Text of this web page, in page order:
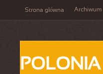
Strona główna Archiwum
POLONIA